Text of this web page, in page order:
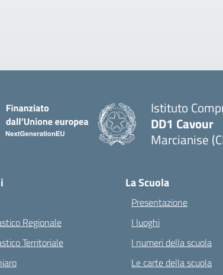
Istituto
DD1 Cavour
Marcianise
Regionale
Territoriale
La Scuola
Presentazione
I luoghi
I numeri della scuola
Le carte della scuola